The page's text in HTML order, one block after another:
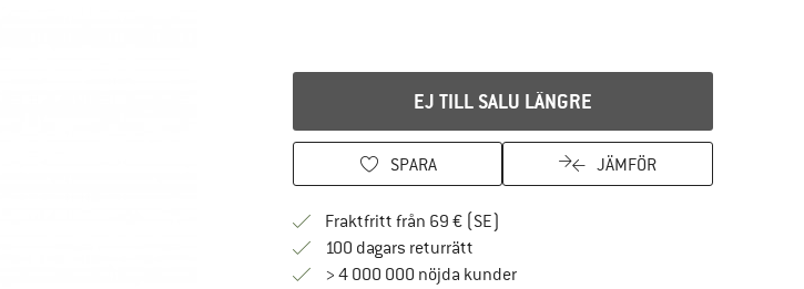
EJ TILL SALU LÄNGRE
SPARA JÄMFÖR
Fraktfritt från 69 € (SE)
100 dagars returrättGå till returpolicyn här Öppnas i en inforuta
> 4 000 000 nöjda kunder